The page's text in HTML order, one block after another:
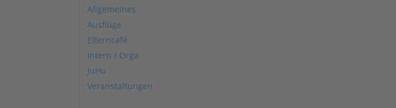
Allgemeines
Ausflüge
Elterncafé
Intern / Orga
JuHu
Veranstaltungen